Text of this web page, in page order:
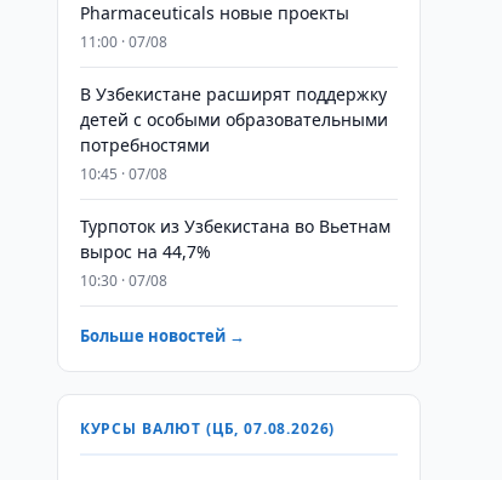
Pharmaceuticals новые проекты
11:00 · 07/08
В Узбекистане расширят поддержку
детей с особыми образовательными
потребностями
10:45 · 07/08
Турпоток из Узбекистана во Вьетнам
вырос на 44,7%
10:30 · 07/08
Больше новостей →
КУРСЫ ВАЛЮТ (ЦБ, 07.08.2026)